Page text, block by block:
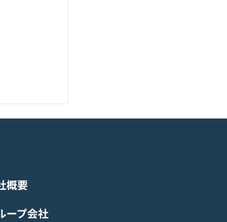
<span
グロ
くださ
リリ
『ぼの
概要
プ会社